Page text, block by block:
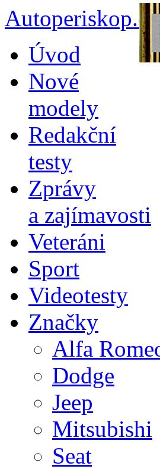
obsahu
webu
Úvod
Nové
modely
Redakční
testy
Zprávy
a zajímavosti
Veteráni
Sport
Videotesty
Značky
Alfa
Dodge
Jeep
Mitsubishi
Seat